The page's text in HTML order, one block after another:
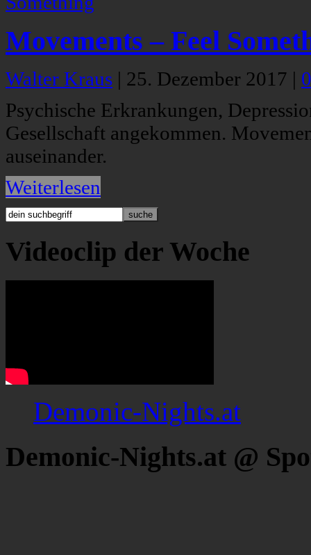
Movements – Feel
Walter Kraus | 25. Dezember 2017 |
Psychische Erkrankungen,
Gesellschaft angekommen.
auseinander.
Weiterlesen
Videoclip der Woche
Demonic-Nights.at
Demonic-Nights.at @